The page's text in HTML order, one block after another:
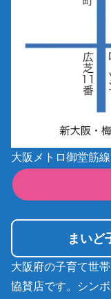
大阪メトロ御堂筋
まいど
大阪府の子育て世
協賛店です。シン